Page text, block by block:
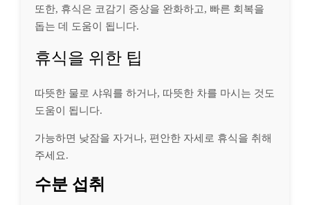
또한, 휴식은 코감기 증상을 완화하고, 빠른 회복을
돕는 데 도움이 됩니다.
휴식을 위한 팁
따뜻한 물로 샤워를 하거나, 따뜻한 차를 마시는 것도
도움이 됩니다.
가능하면 낮잠을 자거나, 편안한 자세로 휴식을 취해
주세요.
수분 섭취